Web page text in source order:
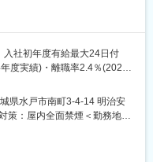
入社初年度有給最大24日付
度実績)・離職率2.4％(2024
休日126日～
の業務系基幹システムにおけ
県水戸市南町3-4-14 明治安
策：屋内全面禁煙＜勤務地詳
策：屋内全面禁煙変更の範
ーク含む）